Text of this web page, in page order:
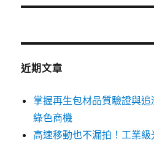
文
近期文章
掌握再生包材品質驗證與
綠色商機
高速移動也不漏拍！工業